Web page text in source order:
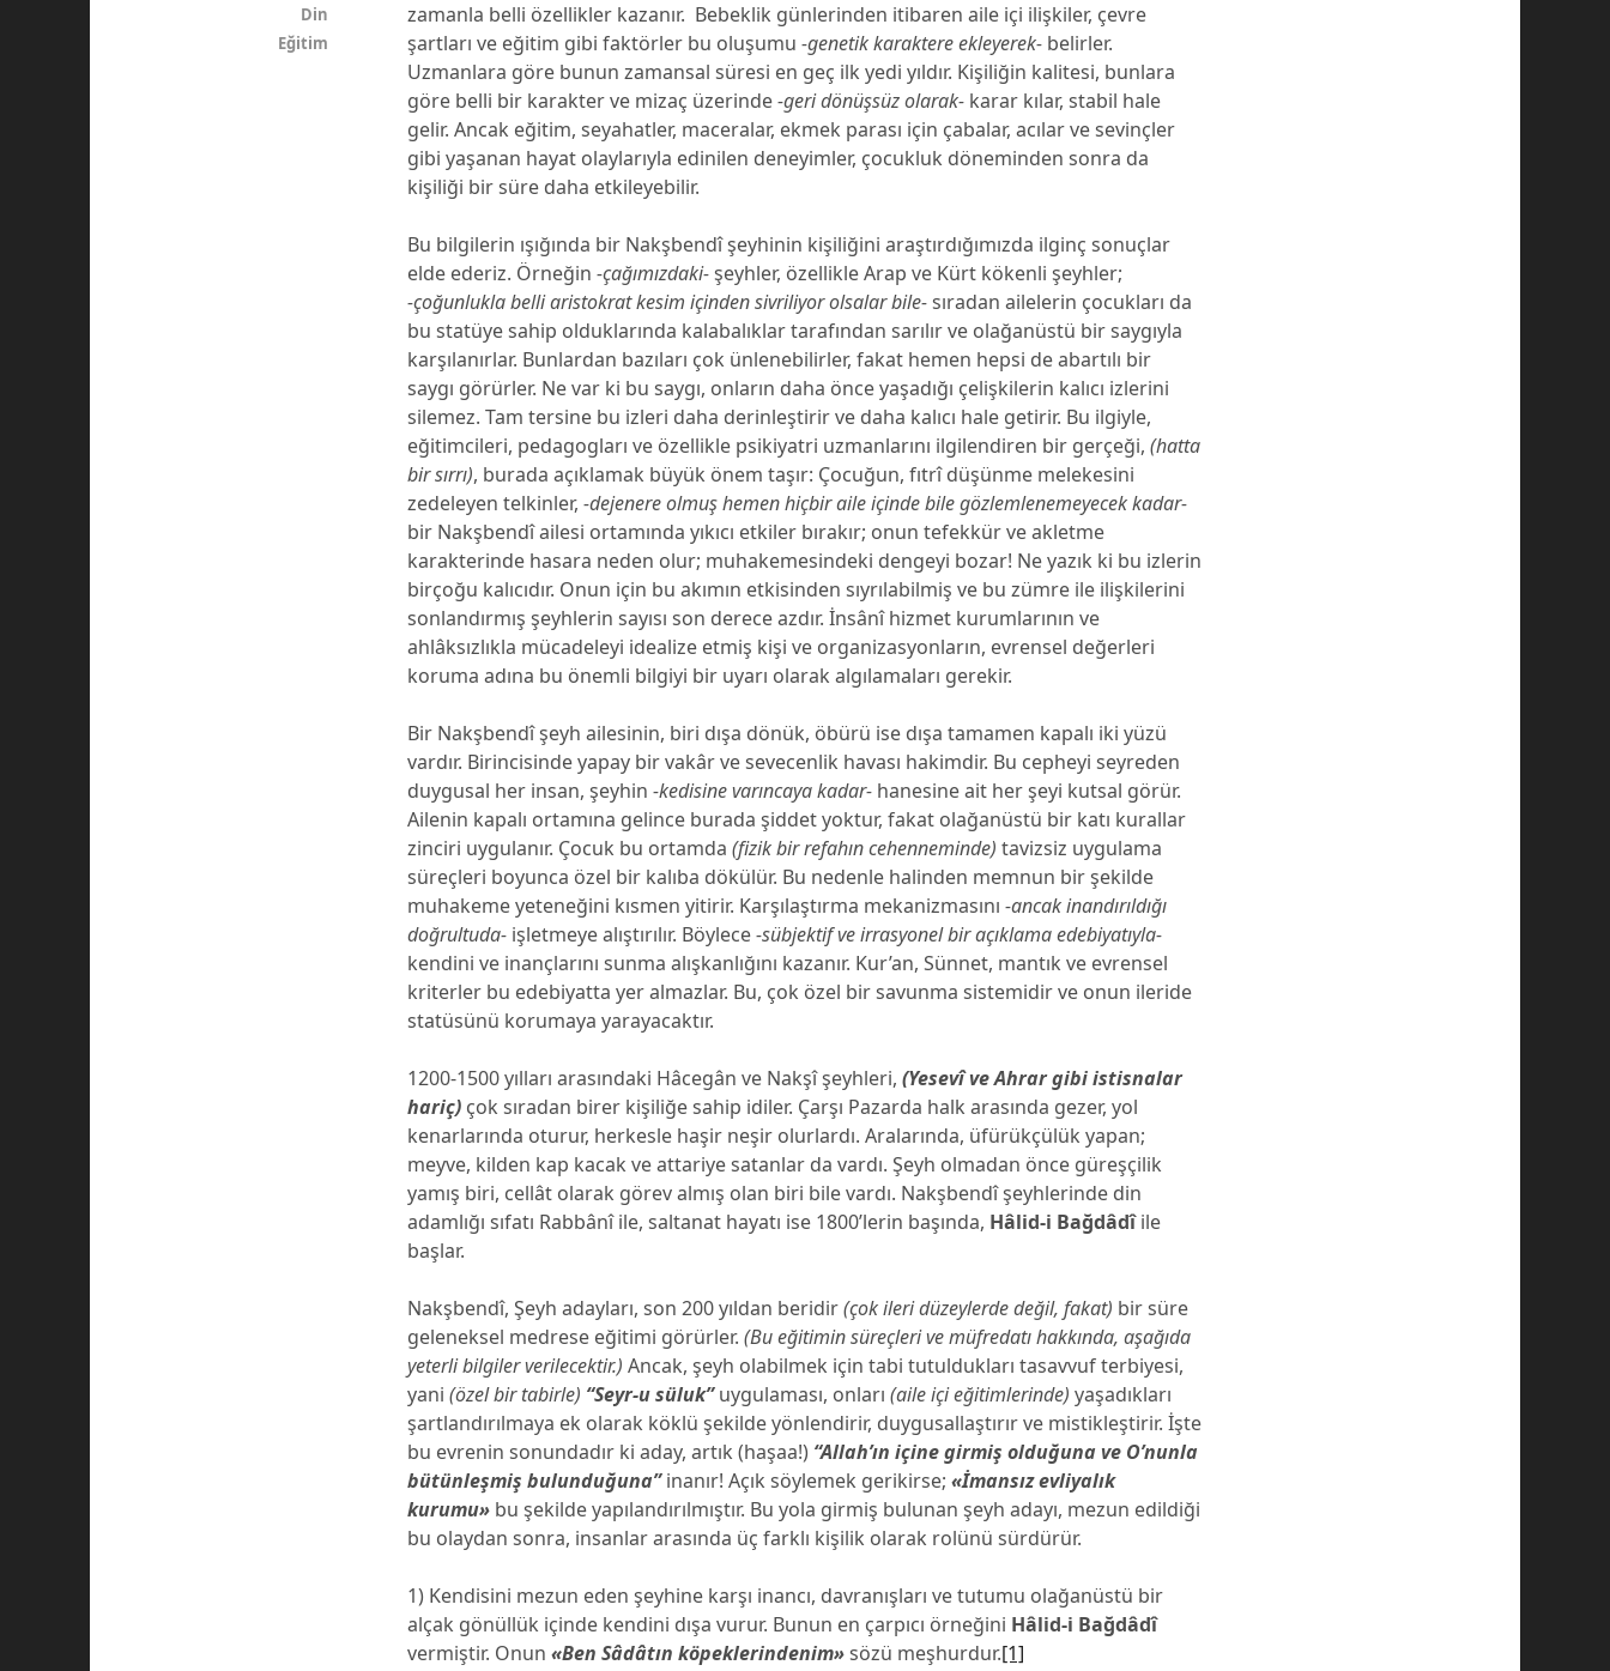
zamanla belli özellikler kazanır. Bebeklik günlerinden itibaren aile içi ilişkiler, çevre
şartları ve eğitim gibi faktörler bu oluşumu-genetik karaktere ekleyerek- belirler.
Uzmanlara göre bunun zamansal süresi en geç ilk yedi yıldır. Kişiliğin kalitesi, bunlara
göre belli bir karakter ve mizaç üzerinde-geri dönüşsüz olarak- karar kılar, stabil hale
gelir. Ancak eğitim, seyahatler, maceralar, ekmek parası için çabalar, acılar ve sevinçler
gibi yaşanan hayat olaylarıyla edinilen deneyimler, çocukluk döneminden sonra da
kişiliği bir süre daha etkileyebilir.
Bu bilgilerin ışığında bir Nakşbendî şeyhinin kişiliğini araştırdığımızda ilginç sonuçlar
elde ederiz. Örneğin-çağımızdaki-şeyhler, özellikle Arap ve Kürt kökenli şeyhler;
-çoğunlukla belli aristokrat kesim içinden sivriliyor olsalar bile-sıradan ailelerin çocukları da
bu statüye sahip olduklarında kalabalıklar tarafından sarılır ve olağanüstü bir saygıyla
karşılanırlar. Bunlardan bazıları çok ünlenebilirler, fakat hemen hepsi de abartılı bir
saygı görürler. Ne var ki bu saygı, onların daha önce yaşadığı çelişkilerin kalıcı izlerini
silemez. Tam tersine bu izleri daha derinleştirir ve daha kalıcı hale getirir. Bu ilgiyle,
eğitimcileri, pedagogları ve özellikle psikiyatri uzmanlarını ilgilendiren bir gerçeği,(hatta
bir sırrı), burada açıklamak büyük önem taşır: Çocuğun, fıtrî düşünme melekesini
zedeleyen telkinler,-dejenere olmuş hemen hiçbir aile içinde bile gözlemlenemeyecek kadar-
bir Nakşbendî ailesi ortamında yıkıcı etkiler bırakır; onun tefekkür ve akletme
karakterinde hasara neden olur; muhakemesindeki dengeyi bozar! Ne yazık ki bu izlerin
birçoğu kalıcıdır. Onun için bu akımın etkisinden sıyrılabilmiş ve bu zümre ile ilişkilerini
sonlandırmış şeyhlerin sayısı son derece azdır. İnsânî hizmet kurumlarının ve
ahlâksızlıkla mücadeleyi idealize etmiş kişi ve organizasyonların, evrensel değerleri
koruma adına bu önemli bilgiyi bir uyarı olarak algılamaları gerekir.
Bir Nakşbendî şeyh ailesinin, biri dışa dönük, öbürü ise dışa tamamen kapalı iki yüzü
vardır. Birincisinde yapay bir vakâr ve sevecenlik havası hakimdir. Bu cepheyi seyreden
duygusal her insan, şeyhin-kedisine varıncaya kadar- hanesine ait her şeyi kutsal görür.
Ailenin kapalı ortamına gelince burada şiddet yoktur, fakat olağanüstü bir katı kurallar
zinciri uygulanır. Çocuk bu ortamda(fizik bir refahın cehenneminde) tavizsiz uygulama
süreçleri boyunca özel bir kalıba dökülür. Bu nedenle halinden memnun bir şekilde
muhakeme yeteneğini kısmen yitirir. Karşılaştırma mekanizmasını -ancak inandırıldığı
doğrultuda- işletmeye alıştırılır. Böylece-sübjektif ve irrasyonel bir açıklama edebiyatıyla-
kendini ve inançlarını sunma alışkanlığını kazanır. Kur’an, Sünnet, mantık ve evrensel
kriterler bu edebiyatta yer almazlar. Bu, çok özel bir savunma sistemidir ve onun ileride
statüsünü korumaya yarayacaktır.
1200-1500 yılları arasındaki Hâcegân ve Nakşî şeyhleri,(Yesevî ve Ahrar gibi istisnalar
hariç) çok sıradan birer kişiliğe sahip idiler. Çarşı Pazarda halk arasında gezer, yol
kenarlarında oturur, herkesle haşir neşir olurlardı. Aralarında, üfürükçülük yapan;
meyve, kilden kap kacak ve attariye satanlar da vardı. Şeyh olmadan önce güreşçilik
yamış biri, cellât olarak görev almış olan biri bile vardı. Nakşbendî şeyhlerinde din
adamlığı sıfatı Rabbânî ile, saltanat hayatı ise 1800’lerin başında, Hâlid-i Bağdâdîile
başlar.
Nakşbendî, Şeyh adayları, son 200 yıldan beridir(çok ileri düzeylerde değil, fakat) bir süre
geleneksel medrese eğitimi görürler.(Bu eğitimin süreçleri ve müfredatı hakkında, aşağıda
yeterli bilgiler verilecektir.) Ancak, şeyh olabilmek için tabi tutuldukları tasavvuf terbiyesi,
yani(özel bir tabirle) “Seyr-u süluk”uygulaması, onları(aile içi eğitimlerinde) yaşadıkları
şartlandırılmaya ek olarak köklü şekilde yönlendirir, duygusallaştırır ve mistikleştirir. İşte
bu evrenin sonundadır ki aday, artık (haşaa!) “Allah’ın içine girmiş olduğuna ve O’nunla
bütünleşmiş bulunduğuna”inanır! Açık söylemek gerikirse;«İmansız evliyalık
kurumu» bu şekilde yapılandırılmıştır. Bu yola girmiş bulunan şeyh adayı, mezun edildiği
bu olaydan sonra, insanlar arasında üç farklı kişilik olarak rolünü sürdürür.
1) Kendisini mezun eden şeyhine karşı inancı, davranışları ve tutumu olağanüstü bir
alçak gönüllük içinde kendini dışa vurur. Bunun en çarpıcı örneğini Hâlid-i Bağdâdî
vermiştir. Onun«Ben Sâdâtın köpeklerindenim»sözü meşhurdur.[1]
Din
Eğitim